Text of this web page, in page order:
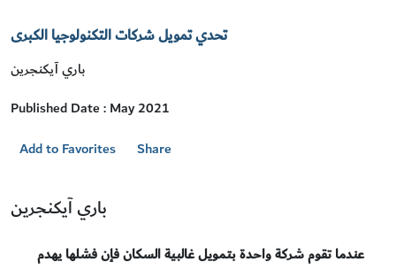
تحدي تمويل شركات التكنولوجيا الكبرى
باري آيكنجرين
Published Date : May 2021
Add to Favorites
Share
باري آيكنجرين
عندما تقوم شركة واحدة بتمويل غالبية السكان فإن فشلها يهدم